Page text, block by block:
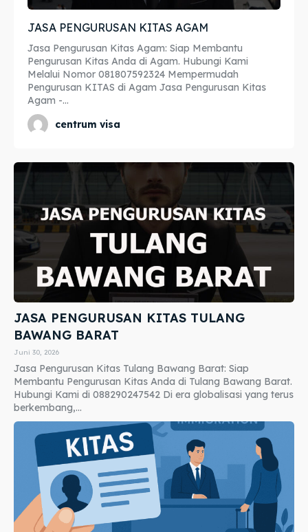
Asuransi
Blog
Asuransi
Blog
JASA PENGURUSAN KITAS AGAM
Jasa Pengurusan Kitas Agam: Siap Membantu
Pengurusan Kitas Anda di Agam. Hubungi Kami
Melalui Nomor 081807592324 Mempermudah
Pengurusan KITAS di Agam Jasa Pengurusan Kitas
Agam -...
centrum visa
JASA PENGURUSAN KITAS TULANG
BAWANG BARAT
Juni 30, 2026
Jasa Pengurusan Kitas Tulang Bawang Barat: Siap
Membantu Pengurusan Kitas Anda di Tulang Bawang Barat.
Hubungi Kami di 088290247542 Di era globalisasi yang terus
berkembang,...